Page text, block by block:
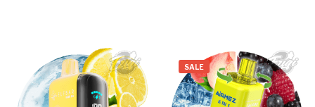
SALE